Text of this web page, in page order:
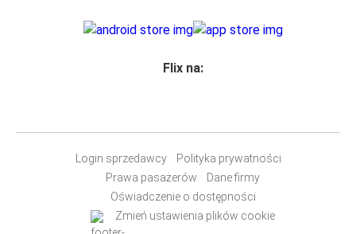
Flix na:
Login sprzedawcy
Polityka prywatności
Prawa pasażerów
Dane firmy
Oświadczenie o dostępności
Zmień ustawienia plików cookie